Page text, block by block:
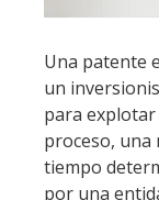
Una patente
un
para
proceso, una
tiempo
por una